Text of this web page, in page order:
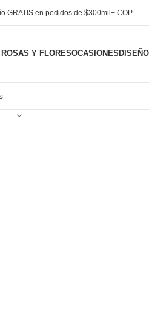
GRATIS en pedidos de $300mil+ COP
ROSAS Y FLORESOCASIONES